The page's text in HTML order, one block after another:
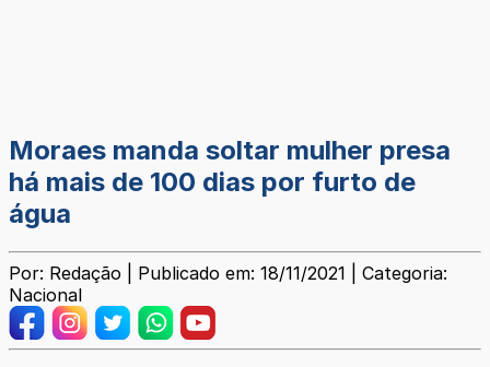
Moraes manda soltar mulher presa
há mais de 100 dias por furto de
água
Por: Redação | Publicado em: 18/11/2021 | Categoria:
Nacional